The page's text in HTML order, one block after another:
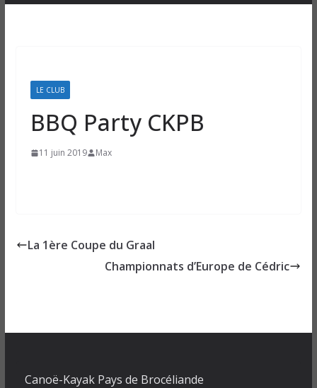
LE CLUB
BBQ Party CKPB
11 juin 2019 Max
La 1ère Coupe du Graal
Championnats d’Europe de Cédric
Canoë-Kayak Pays de Brocéliande